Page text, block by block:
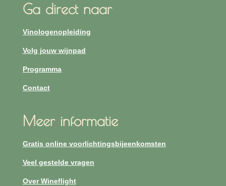
Ga direct naar
Vinologenopleiding
Volg jouw wijnpad
Programma
Contact
Meer informatie
Gratis online voorlichtingsbijeenkomsten
Veel gestelde vragen
Over Wineflight